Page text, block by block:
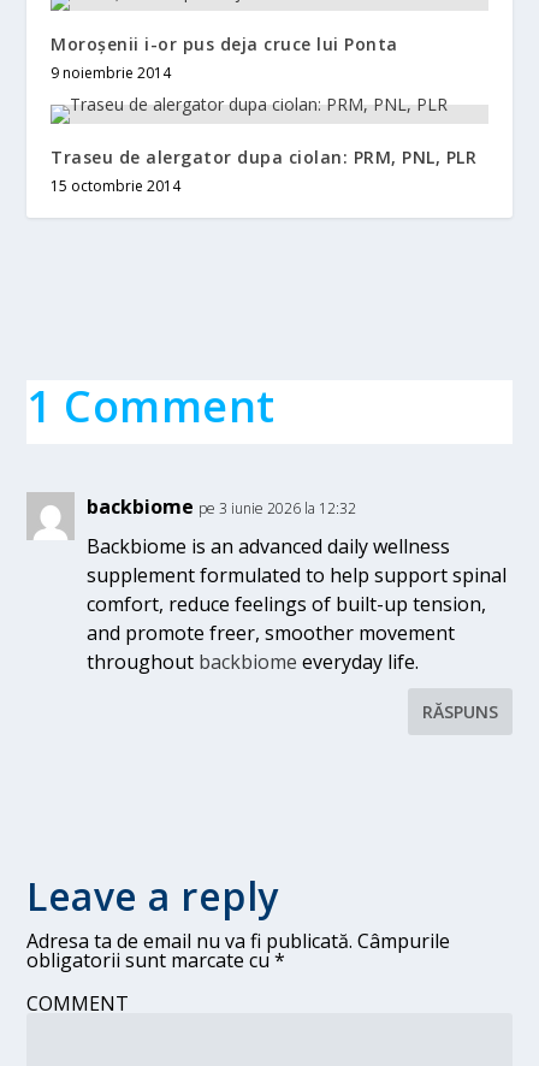
Moroșenii i-or pus deja cruce lui Ponta
9 noiembrie 2014
Traseu de alergator dupa ciolan: PRM, PNL, PLR
15 octombrie 2014
1 Comment
backbiome pe 3 iunie 2026 la 12:32
Backbiome is an advanced daily wellness
supplement formulated to help support spinal
comfort, reduce feelings of built-up tension,
and promote freer, smoother movement
throughout backbiome everyday life.
RĂSPUNS
Leave a reply
Adresa ta de email nu va fi publicată. Câmpurile
obligatorii sunt marcate cu*
COMMENT